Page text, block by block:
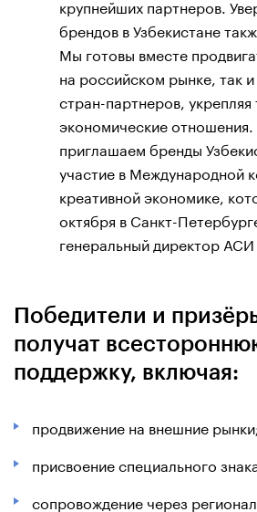
крупнейших партнеров.
брендов в Узбекистане
Мы готовы вместе
на российском рынке, так
стран-партнеров, укрепляя
экономические отношения.
приглашаем бренды
участие в Международной
креативной экономике,
октября в Санкт-
генеральный директор
Победители и
получат
поддержку, включая:
продвижение на внешние
присвоение специального
сопровождение через